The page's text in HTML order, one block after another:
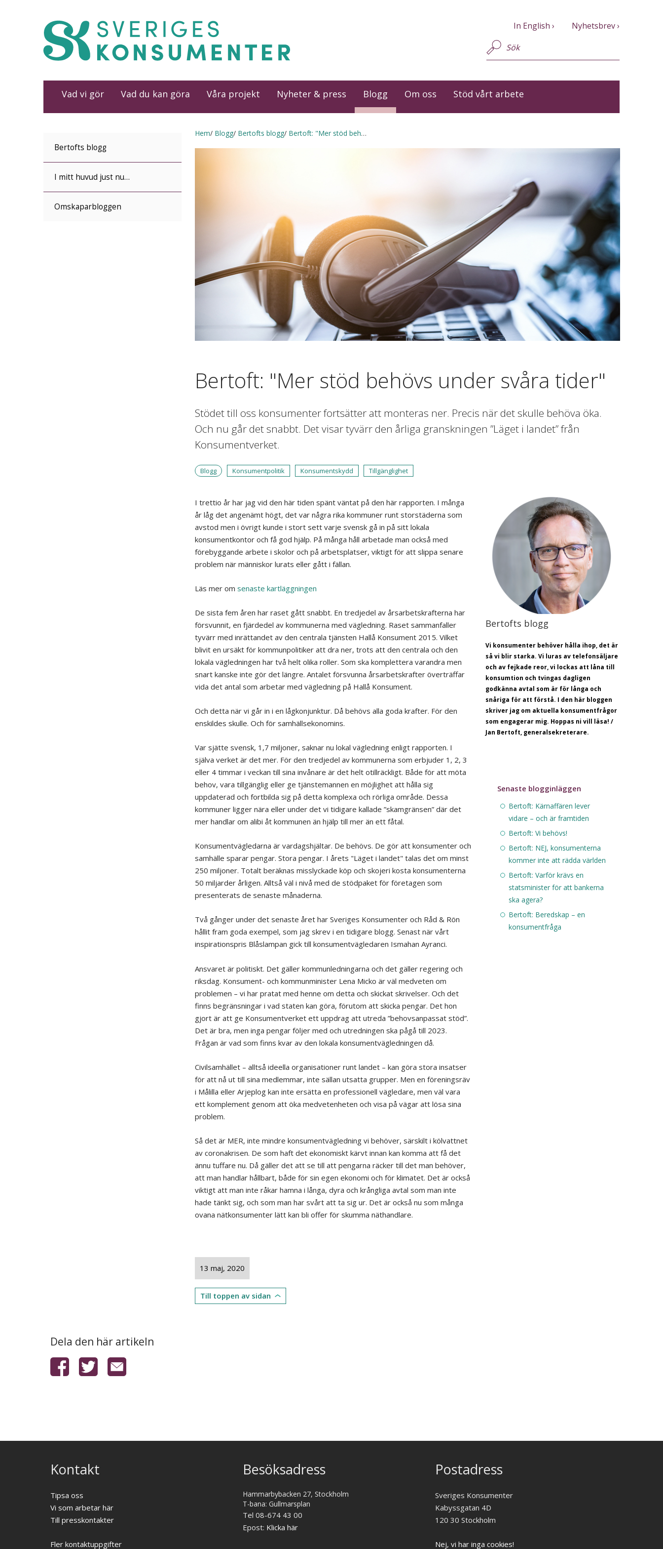
Vad vi gör Vad du kan göra Våra projekt Nyheter & press Blogg
Bertofts blogg
I mitt huvud just nu…
Omskaparbloggen
Om oss Stöd vårt arbete
In English Nyhetsbrev
Hem Blogg Bertofts blogg Bertoft: "Mer stöd behövs under svåra tider"
Bertoft: "Mer stöd behövs under svåra tider"
Stödet till oss konsumenter fortsätter att monteras ner. Precis när det skulle behöva öka.
Och nu går det snabbt. Det visar tyvärr den årliga granskningen ”Läget i landet” från
Konsumentverket.
Blogg Konsumentpolitik Konsumentskydd Tillgänglighet
I trettio år har jag vid den här tiden spänt väntat på den här rapporten. I många
år låg det angenämt högt, det var några rika kommuner runt storstäderna som
avstod men i övrigt kunde i stort sett varje svensk gå in på sitt lokala
konsumentkontor och få god hjälp. På många håll arbetade man också med
förebyggande arbete i skolor och på arbetsplatser, viktigt för att slippa senare
problem när människor lurats eller gått i fällan.
Läs mer om senaste kartläggningen
De sista fem åren har raset gått snabbt. En tredjedel av årsarbetskrafterna har
försvunnit, en fjärdedel av kommunerna med vägledning. Raset sammanfaller
tyvärr med inrättandet av den centrala tjänsten Hallå Konsument 2015. Vilket
blivit en ursäkt för kommunpolitiker att dra ner, trots att den centrala och den
lokala vägledningen har två helt olika roller. Som ska komplettera varandra men
snart kanske inte gör det längre. Antalet försvunna årsarbetskrafter överträffar
vida det antal som arbetar med vägledning på Hallå Konsument.
Och detta när vi går in i en lågkonjunktur. Då behövs alla goda krafter. För den
enskildes skulle. Och för samhällsekonomins.
Var sjätte svensk, 1,7 miljoner, saknar nu lokal vägledning enligt rapporten. I
själva verket är det mer. För den tredjedel av kommunerna som erbjuder 1, 2, 3
eller 4 timmar i veckan till sina invånare är det helt otillräckligt. Både för att möta
behov, vara tillgänglig eller ge tjänstemannen en möjlighet att hålla sig
uppdaterad och fortbilda sig på detta komplexa och rörliga område. Dessa
kommuner ligger nära eller under det vi tidigare kallade ”skamgränsen” där det
mer handlar om alibi åt kommunen än hjälp till mer än ett fåtal.
Konsumentvägledarna är vardagshjältar. De behövs. De gör att konsumenter och
samhälle sparar pengar. Stora pengar. I årets "Läget i landet" talas det om minst
250 miljoner. Totalt beräknas misslyckade köp och skojeri kosta konsumenterna
50 miljarder årligen. Alltså väl i nivå med de stödpaket för företagen som
presenterats de senaste månaderna.
Två gånger under det senaste året har Sveriges Konsumenter och Råd & Rön
hållit fram goda exempel, som jag skrev i en tidigare blogg. Senast när vårt
inspirationspris Blåslampan gick till konsumentvägledaren Ismahan Ayranci.
Ansvaret är politiskt. Det gäller kommunledningarna och det gäller regering och
riksdag. Konsument- och kommunminister Lena Micko är väl medveten om
problemen – vi har pratat med henne om detta och skickat skrivelser. Och det
finns begränsningar i vad staten kan göra, förutom att skicka pengar. Det hon
gjort är att ge Konsumentverket ett uppdrag att utreda ”behovsanpassat stöd”.
Det är bra, men inga pengar följer med och utredningen ska pågå till 2023.
Frågan är vad som finns kvar av den lokala konsumentvägledningen då.
Civilsamhället – alltså ideella organisationer runt landet – kan göra stora insatser
för att nå ut till sina medlemmar, inte sällan utsatta grupper. Men en föreningsräv
i Målilla eller Arjeplog kan inte ersätta en professionell vägledare, men väl vara
ett komplement genom att öka medvetenheten och visa på vägar att lösa sina
problem.
Så det är MER, inte mindre konsumentvägledning vi behöver, särskilt i kölvattnet
av coronakrisen. De som haft det ekonomiskt kärvt innan kan komma att få det
ännu tuffare nu. Då gäller det att se till att pengarna räcker till det man behöver,
att man handlar hållbart, både för sin egen ekonomi och för klimatet. Det är också
viktigt att man inte råkar hamna i långa, dyra och krångliga avtal som man inte
hade tänkt sig, och som man har svårt att ta sig ur. Det är också nu som många
ovana nätkonsumenter lätt kan bli offer för skumma näthandlare.
13 maj, 2020
Till toppen av sidan
Bertofts blogg
Vi konsumenter behöver hålla ihop, det är
så vi blir starka. Vi luras av telefonsäljare
och av fejkade reor, vi lockas att låna till
konsumtion och tvingas dagligen
godkänna avtal som är för långa och
snåriga för att förstå. I den här bloggen
skriver jag om aktuella konsumentfrågor
som engagerar mig. Hoppas ni vill läsa! /
Jan Bertoft, generalsekreterare.
Senaste blogginläggen
Bertoft: Kärnaffären lever
vidare – och är framtiden
Bertoft: Vi behövs!
Bertoft: NEJ, konsumenterna
kommer inte att rädda världen
Bertoft: Varför krävs en
statsminister för att bankerna
ska agera?
Bertoft: Beredskap – en
konsumentfråga
Dela den här artikeln
Kontakt
Tipsa oss
Vi som arbetar här
Till presskontakter
Fler kontaktuppgifter
Besöksadress
Hammarbybacken 27, Stockholm
T-bana: Gullmarsplan
Tel 08-674 43 00
Epost: Klicka här
Postadress
Sveriges Konsumenter
Kabyssgatan 4D
120 30 Stockholm
Nej, vi har inga cookies!